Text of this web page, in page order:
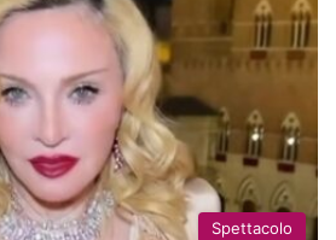
Spettacolo